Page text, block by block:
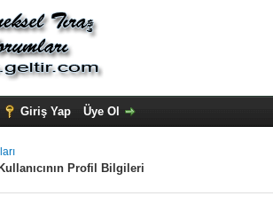
Giriş Yap Üye Ol
Profil Bilgileri